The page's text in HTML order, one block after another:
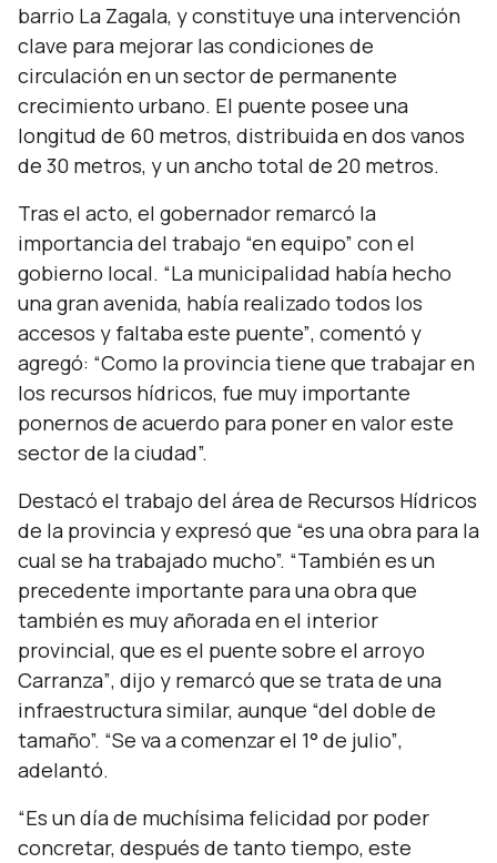
barrio La Zagala, y constituye una intervención
clave para mejorar las condiciones de
circulación en un sector de permanente
crecimiento urbano. El puente posee una
longitud de 60 metros, distribuida en dos vanos
de 30 metros, y un ancho total de 20 metros.
Tras el acto, el gobernador remarcó la
importancia del trabajo “en equipo” con el
gobierno local. “La municipalidad había hecho
una gran avenida, había realizado todos los
accesos y faltaba este puente”, comentó y
agregó: “Como la provincia tiene que trabajar en
los recursos hídricos, fue muy importante
ponernos de acuerdo para poner en valor este
sector de la ciudad”.
Destacó el trabajo del área de Recursos Hídricos
de la provincia y expresó que “es una obra para la
cual se ha trabajado mucho”. “También es un
precedente importante para una obra que
también es muy añorada en el interior
provincial, que es el puente sobre el arroyo
Carranza”, dijo y remarcó que se trata de una
infraestructura similar, aunque “del doble de
tamaño”. “Se va a comenzar el 1° de julio”,
adelantó.
“Es un día de muchísima felicidad por poder
concretar, después de tanto tiempo, este